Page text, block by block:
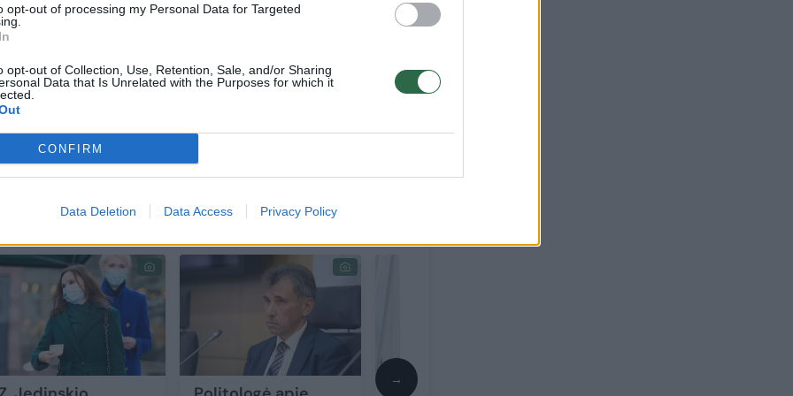
opt-out of processing my Personal Data for Targeted
opt-out of Collection, Use, Retention, Sale, and/or Sharing
Data that Is Unrelated with the Purposes for which it
CONFIRM
Data Deletion Data Access Privacy Policy
nuo Z. Jedinskio pareiškimų, reikš, kad
ir partija savo politinės krypties nekeičia, o
visus valdžios svertus laiko savo rankose“, –
rajono savivaldybės tarybos Centro-dešinės
→